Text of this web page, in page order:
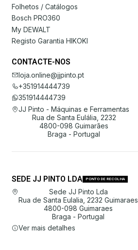
Folhetos / Catálogos
Bosch PRO360
My DEWALT
Registo Garantia HIKOKI
CONTACTE-NOS
loja.online@jjpinto.pt
+351914444739
351914444739
JJ Pinto - Máquinas e Ferramentas
Rua de Santa Eulália, 2232
4800-098 Guimarães
Braga - Portugal
SEDE JJ PINTO LDA PONTO DE RECOLHA
Sede JJ Pinto Lda
Rua de Santa Eulalia, 2232 Guimaraes
4800-098 Guimaraes
Braga - Portugal
Ver mais detalhes